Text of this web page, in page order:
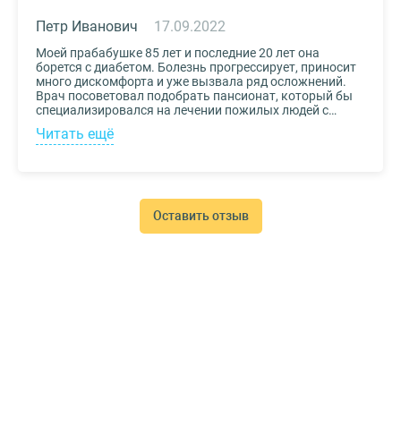
17.09.2022
Петр Иванович
Моей прабабушке 85 лет и последние 20 лет она
борется с диабетом. Болезнь прогрессирует, приносит
много дискомфорта и уже вызвала ряд осложнений.
Врач посоветовал подобрать пансионат, который бы
специализировался на лечении пожилых людей с
диабетом. К выбору заведения подошли со всей
серьезностью, важно было, чтобы за прабабушкой
окружили заботой. Таким заведением оказался
пансионат для пожилых Опека. Находится в Москве, в
соседнем районе, поэтому проведывать дорогого нам
Читать ещё
Оставить отзыв